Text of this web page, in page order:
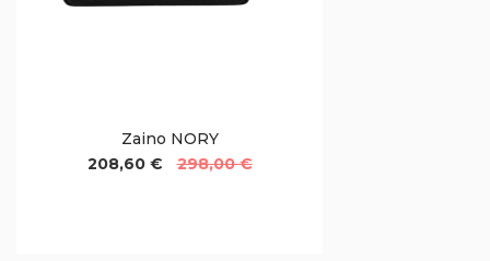
Zaino NORY
208,60 €
298,00 €